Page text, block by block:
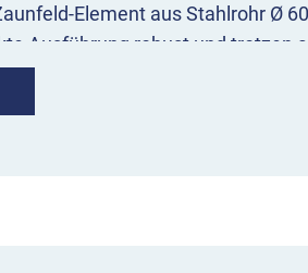
Element aus Stahlrohr Ø
Ausführung robust und trotzen
können Sie das